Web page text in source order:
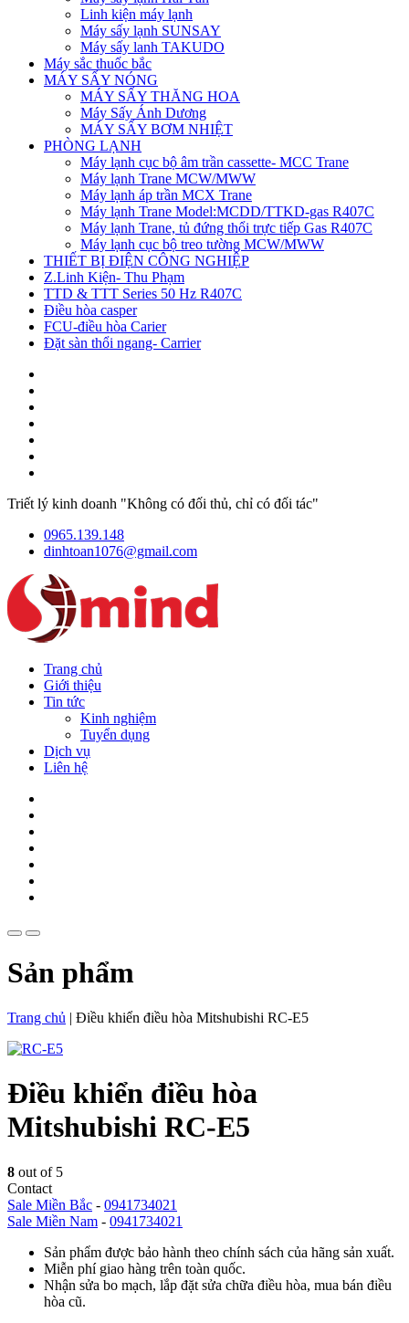
Linh kiện máy lạnh
Máy sấy lạnh SUNSAY
Máy sấy lanh TAKUDO
Máy sắc thuốc bắc
MÁY SẤY NÓNG
MÁY SẤY THĂNG HOA
Máy Sấy Ánh Dương
MÁY SẤY BƠM NHIỆT
PHÒNG LẠNH
Máy lạnh cục bộ âm trần cassette- MCC Trane
Máy lạnh Trane MCW/MWW
Máy lạnh áp trần MCX Trane
Máy lạnh Trane Model:MCDD/TTKD-gas R407C
Máy lạnh Trane, tủ đứng thổi trực tiếp Gas R407C
Máy lạnh cục bộ treo tường MCW/MWW
THIẾT BỊ ĐIỆN CÔNG NGHIỆP
Z.Linh Kiện- Thu Phạm
TTD & TTT Series 50 Hz R407C
Điều hòa casper
FCU-điều hòa Carier
Đặt sàn thổi ngang- Carrier
Triết lý kinh doanh "Không có đối thủ, chỉ có đối tác"
0965.139.148
dinhtoan1076@gmail.com
Trang chủ
Giới thiệu
Tin tức
Kinh nghiệm
Tuyển dụng
Dịch vụ
Liên hệ
Sản phẩm
Trang chủ | Điều khiển điều hòa Mitshubishi RC-E5
Điều khiển điều hòa
Mitshubishi RC-E5
8 out of 5
Contact
Sale Miền Bắc - 0941734021
Sale Miền Nam - 0941734021
Sản phẩm được bảo hành theo chính sách của hãng sản xuất.
Miễn phí giao hàng trên toàn quốc.
Nhận sửa bo mạch, lắp đặt sửa chữa điều hòa, mua bán điều
hòa cũ.